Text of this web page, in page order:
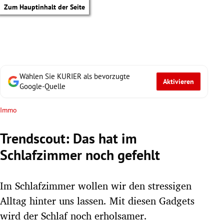
Zum Hauptinhalt der Seite
Untermenü
Wählen Sie KURIER als bevorzugte
Google-Quelle
Aktivieren
Immo
Trendscout: Das hat im
Schlafzimmer noch gefehlt
Im Schlafzimmer wollen wir den stressigen
Alltag hinter uns lassen. Mit diesen Gadgets
wird der Schlaf noch erholsamer.